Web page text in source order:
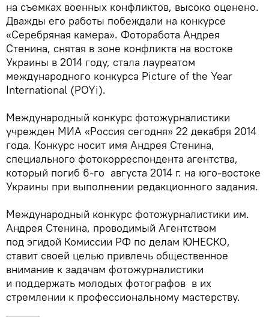
на съемках военных конфликтов, высоко оценено.
Дважды его работы побеждали на конкурсе
«Серебряная камера». Фоторабота Андрея
Стенина, снятая в зоне конфликта на востоке
Украины в 2014 году, стала лауреатом
международного конкурса Picture of the Year
International (POYi).
Международный конкурс фотожурналистики
учрежден МИА «Россия сегодня» 22 декабря 2014
года. Конкурс носит имя Андрея Стенина,
специального фотокорреспондента агентства,
который погиб 6-го августа 2014 г. на юго-востоке
Украины при выполнении редакционного задания.
Международный конкурс фотожурналистики им.
Андрея Стенина, проводимый Агентством
под эгидой Комиссии РФ по делам ЮНЕСКО,
ставит своей целью привлечь общественное
внимание к задачам фотожурналистики
и поддержать молодых фотографов в их
стремлении к профессиональному мастерству.